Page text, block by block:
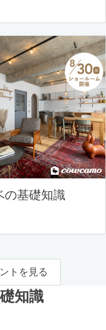
の基礎知識
トを見る
知識